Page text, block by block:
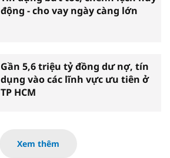
động - cho vay ngày càng lớn
Gần 5,6 triệu tỷ đồng dư nợ, tín
dụng vào các lĩnh vực ưu tiên ở
TP HCM
Xem thêm